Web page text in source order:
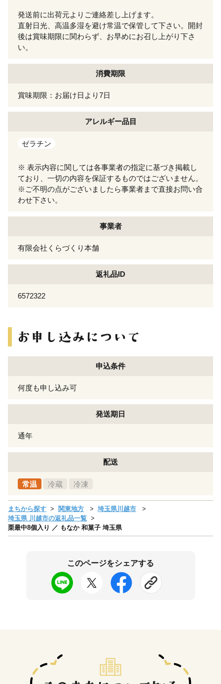
発送前に出荷元よりご連絡差し上げます。
直射日光、高温多湿を避け常温で保管して下さい。開封
後は賞味期限に関わらず、お早めにお召し上がり下さ
い。
消費期限
賞味期限：お届け日より7日
アレルギー品目
ゼラチン
※ 表示内容に関しては各事業者の指定に基づき掲載し
ており、一切の内容を保証するものではございません。
※ご不明の点がございましたら事業者まで直接お問い合
わせ下さい。
事業者
有限会社くらづくり本舗
返礼品ID
6572322
申込条件
何度も申し込み可
発送期日
通年
配送
常温 冷蔵 冷凍
まちから探す 関東地方
埼玉県川越市
埼玉県 川越市の返礼品一覧
栗最中8個入り ／ もなか 和菓子 埼玉県
このページをシェアする